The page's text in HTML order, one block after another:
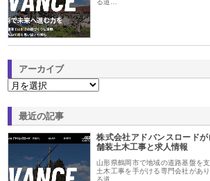
る道…
アーカイブ
最近の記事
株式会社アドバンスロード
舗装土木工事と求人情報
山形県鶴岡市で地域の道路基盤を
土木工事を手がける専門会社があ
る道…